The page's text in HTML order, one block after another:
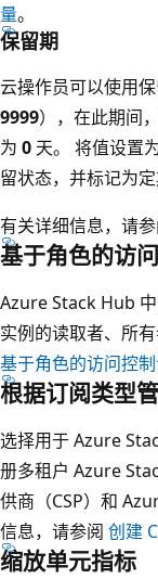
量。
保留期
云操作员可以使用
9999），在此期间
为 0 天。 将值设置
留状态，并标记为定
有关详细信息，请
基于角色的访
Azure Stack Hub
实例的读取者、所
基于角色的访问控
根据订阅类型
选择用于 Azure
册多租户 Azure
供商（CSP）和
信息，请参阅 创建
缩放单元指标